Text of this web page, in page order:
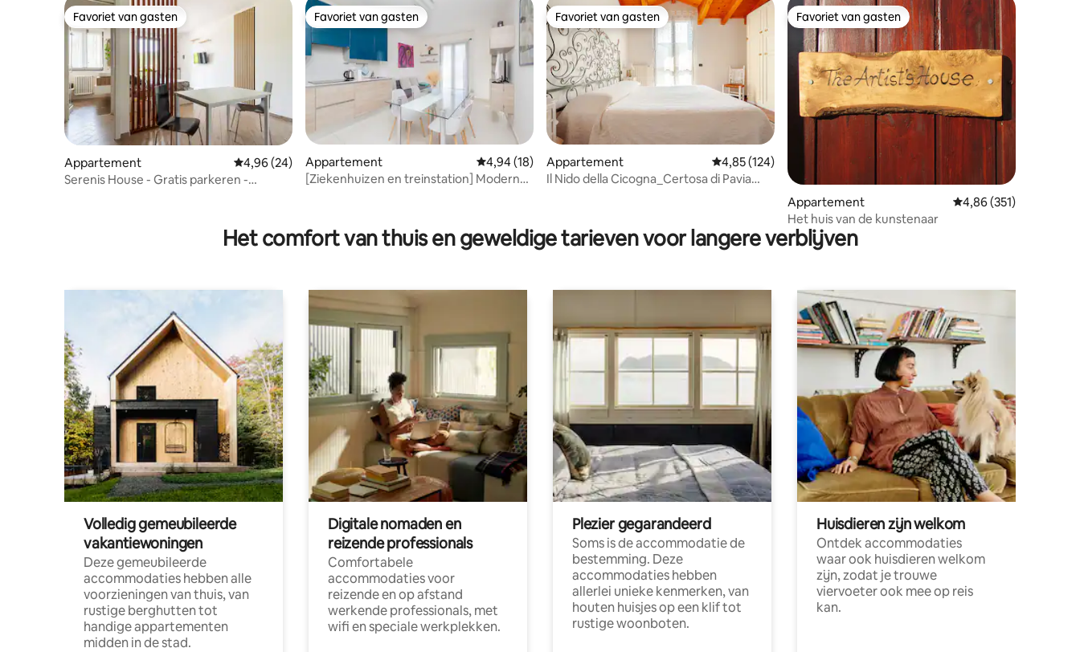
Favoriet van gasten
Favoriet van gasten
Appartement Gemiddelde beoordeling van 4,96 op 5, 24 recensies
4,96 (24)
Serenis House - Gratis parkeren -
Favoriet van gasten
Favoriet van gasten
Appartement Gemiddelde beoordeling van 4,94 op 5, 18 recensies
4,94 (18)
[Ziekenhuizen en treinstation] Modern
Favoriet van gasten
Favoriet van gasten
Appartement Gemiddelde beoordeling van 4,85 op 5, 124 recensies
4,85 (124)
Il Nido della Cicogna_Certosa di Pavia
Favoriet van gasten
Favoriet van gasten
Appartement Gemiddelde
4,86 (351)
Het huis van de kunstenaar
Het comfort van thuis en geweldige tarieven voor langere verblijven
Volledig gemeubileerde
vakantiewoningen
Deze gemeubileerde
accommodaties hebben alle
voorzieningen van thuis, van
rustige berghutten tot
handige appartementen
midden in de stad.
Digitale nomaden en
reizende professionals
Comfortabele
accommodaties voor
reizende en op afstand
werkende professionals, met
wifi en speciale werkplekken.
Plezier gegarandeerd
Soms is de accommodatie de
bestemming. Deze
accommodaties hebben
allerlei unieke kenmerken, van
houten huisjes op een klif tot
rustige woonboten.
Huisdieren zijn welkom
Ontdek accommodaties
waar ook huisdieren welkom
zijn, zodat je trouwe
viervoeter ook mee op reis
kan.